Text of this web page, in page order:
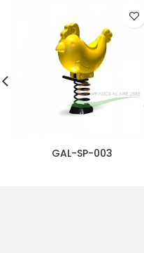
GAL-SP-003